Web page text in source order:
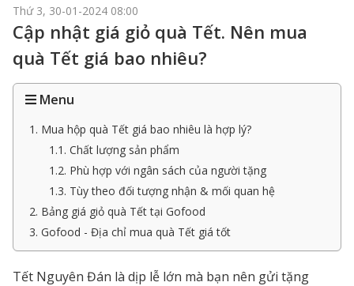
Thứ 3, 30-01-2024 08:00
Cập nhật giá giỏ quà Tết. Nên mua
quà Tết giá bao nhiêu?
Menu
1. Mua hộp quà Tết giá bao nhiêu là hợp lý?
1.1. Chất lượng sản phẩm
1.2. Phù hợp với ngân sách của người tặng
1.3. Tùy theo đối tượng nhận & mối quan hệ
2. Bảng giá giỏ quà Tết tại Gofood
3. Gofood - Địa chỉ mua quà Tết giá tốt
Tết Nguyên Đán là dịp lễ lớn mà bạn nên gửi tặng